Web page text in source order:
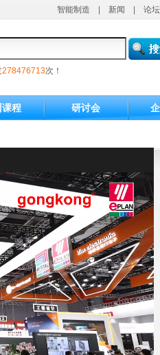
智能制造 新闻 论坛
278476713次！
课程 研讨会